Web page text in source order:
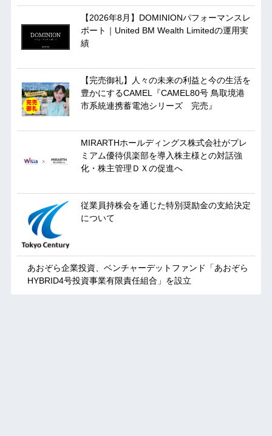
【2026年8月】DOMINIONパフォーマンスレ
ポート｜United BM Wealth Limitedの運用実
績
【完売御礼】人々の未来の利益と今の生活を
豊かにするCAMEL『CAMEL80号 鳥取境港
市系統連携蓄電池シリーズ 完売』
MIRARTHホールディングス株式会社がプレ
ミアム優待倶楽部を導入株主様との対話強
化・株主管理ＤＸの促進へ
従業員持株会を通じた特別奨励金の支給決定
について
あおぞら企業投資、ベンチャーデットファンド「あおぞら
HYBRID4号投資事業有限責任組合」を設立